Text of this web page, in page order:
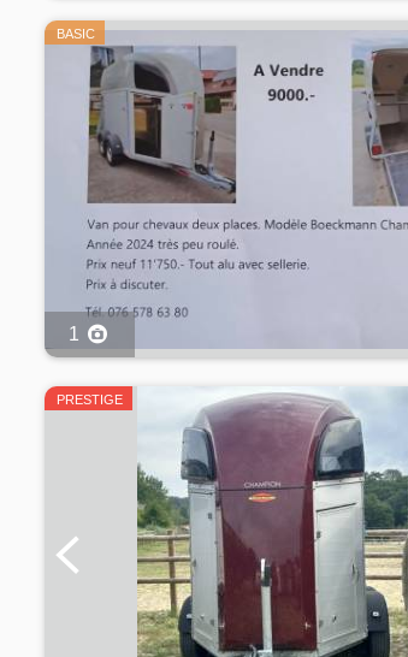
BASIC
1
PRESTIGE